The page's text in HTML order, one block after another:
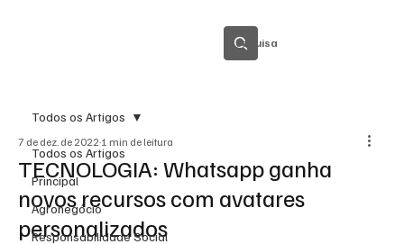
Pesquisa
Todos os Artigos
Principal
Agronegócio
Responsabilidade Social
Todos os Artigos
TECNOLOGIA: Whatsapp ganha
novos recursos com avatares
personalizados
7 de dez. de 2022 1 min de leitura